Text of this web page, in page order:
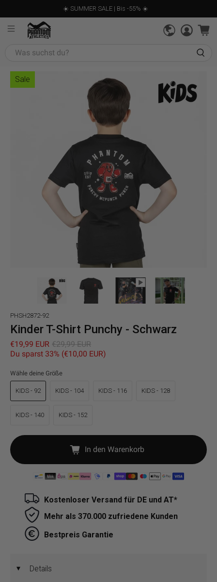
☀️ SUMMER SALE | Bis -55% ☀️
Was
Sale
PHSH2872-92
Kinder T-Shirt Punchy - Schwarz
€19,99 EUR €29,99 EUR
Du sparst 33% (€10,00 EUR)
Wähle deine Größe
KIDS - 92 KIDS - 104 KIDS - 116 KIDS - 128
KIDS - 140 KIDS - 152
In den Warenkorb
Kostenloser Versand für DE und AT*
Mehr als 370.000 zufriedene Kunden
Bestpreis Garantie
◄ Details